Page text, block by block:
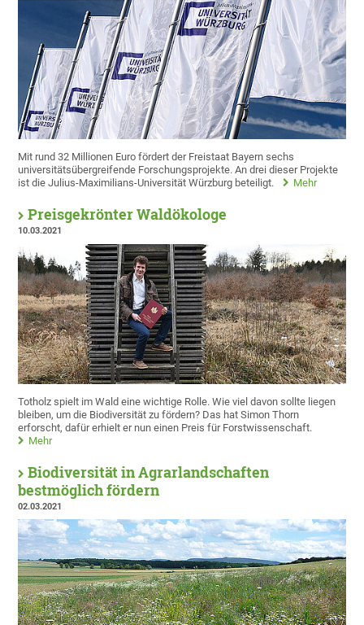
Mit rund 32 Millionen Euro fördert der Freistaat Bayern sechs
universitätsübergreifende Forschungsprojekte. An drei dieser Projekte
ist die Julius-Maximilians-Universität Würzburg beteiligt.
Mehr
Preisgekrönter Waldökologe
10.03.2021
Totholz spielt im Wald eine wichtige Rolle. Wie viel davon sollte liegen
bleiben, um die Biodiversität zu fördern? Das hat Simon Thorn
erforscht, dafür erhielt er nun einen Preis für Forstwissenschaft.
Mehr
Biodiversität in Agrarlandschaften
bestmöglich fördern
02.03.2021